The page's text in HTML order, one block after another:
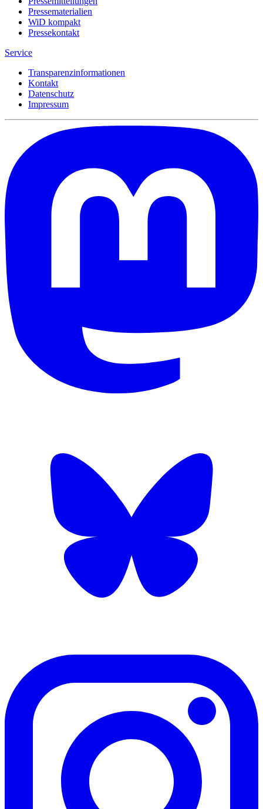
Pressematerialien
WiD kompakt
Pressekontakt
Service
Transparenzinformationen
Kontakt
Datenschutz
Impressum